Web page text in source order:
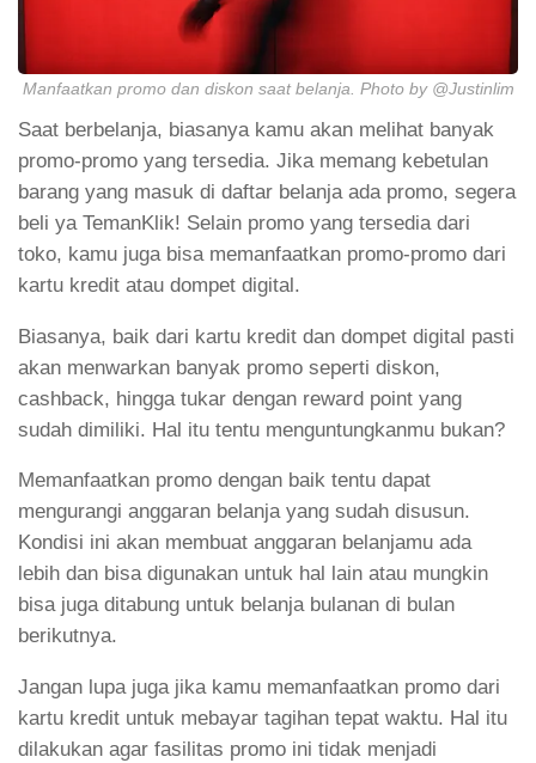
Manfaatkan promo dan diskon saat belanja. Photo by @Justinlim
Saat berbelanja, biasanya kamu akan melihat banyak
promo-promo yang tersedia. Jika memang kebetulan
barang yang masuk di daftar belanja ada promo, segera
beli ya TemanKlik! Selain promo yang tersedia dari
toko, kamu juga bisa memanfaatkan promo-promo dari
kartu kredit atau dompet digital.
Biasanya, baik dari kartu kredit dan dompet digital pasti
akan menwarkan banyak promo seperti diskon,
cashback, hingga tukar dengan reward point yang
sudah dimiliki. Hal itu tentu menguntungkanmu bukan?
Memanfaatkan promo dengan baik tentu dapat
mengurangi anggaran belanja yang sudah disusun.
Kondisi ini akan membuat anggaran belanjamu ada
lebih dan bisa digunakan untuk hal lain atau mungkin
bisa juga ditabung untuk belanja bulanan di bulan
berikutnya.
Jangan lupa juga jika kamu memanfaatkan promo dari
kartu kredit untuk mebayar tagihan tepat waktu. Hal itu
dilakukan agar fasilitas promo ini tidak menjadi